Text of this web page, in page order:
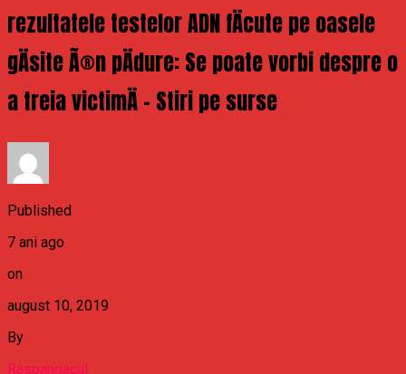
rezultatele testelor ADN fÄcute pe oasele
gÄsite Ã®n pÄdure: Se poate vorbi despre o
a treia victimÄ – Stiri pe surse
Published
7 ani ago
on
august 10, 2019
By
Raspandacul